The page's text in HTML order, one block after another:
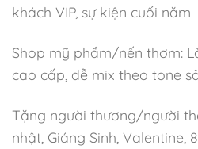
khách VIP, sự kiện cuối năm
Shop mỹ phẩm/nến thơm:
cao cấp, dễ mix theo tone
Tặng người thương/người
nhật, Giáng Sinh, Valentine,